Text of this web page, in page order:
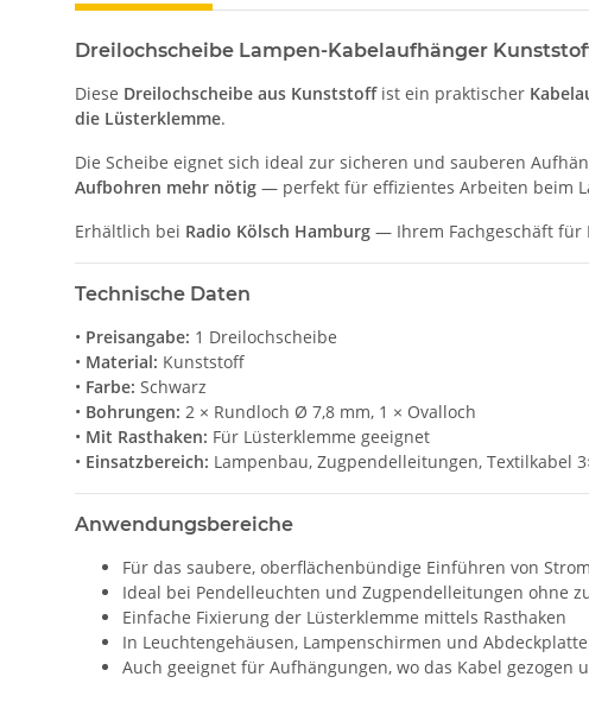
Dreilochscheibe Lampen-Kabelaufhänger
Diese Dreilochscheibe aus Kunststoffist ein praktischer
die Lüsterklemme.
Die Scheibe eignet sich ideal zur sicheren und sauberen
Aufbohren mehr nötig — perfekt für effizientes Arbeiten beim
Erhältlich bei Radio Kölsch Hamburg — Ihrem Fachgeschäft für
Technische Daten
• Preisangabe: 1 Dreilochscheibe
• Material: Kunststoff
• Farbe: Schwarz
• Bohrungen: 2 × Rundloch Ø 7,8 mm, 1 × Ovalloch
• Mit Rasthaken: Für Lüsterklemme geeignet
• Einsatzbereich: Lampenbau, Zugpendelleitungen, Textilkabel
Anwendungsbereiche
Für das saubere, oberflächenbündige Einführen von
Ideal bei Pendelleuchten und Zugpendelleitungen ohne
Einfache Fixierung der Lüsterklemme mittels Rasthaken
In Leuchtengehäusen, Lampenschirmen und
Auch geeignet für Aufhängungen, wo das Kabel gezogen